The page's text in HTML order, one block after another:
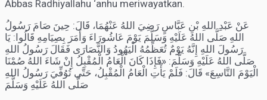
Abbas Radhiyallahu ‘anhu meriwayatkan.
عَنْ عَبْدِ اللهِ بْنِ عَبَّاسٍ رَضِيَ اللهُ عَنْهُمَا، قَالَ: حِينَ صَامَ رَسُولُ
اللهِ صَلَّى اللهُ عَلَيْهِ وَسَلَّمَ يَوْمَ عَاشُورَاءَ وَأَمَرَ بِصِيَامِهِ قَالُوا: يَا
رَسُولَ اللهِ إِنَّهُ يَوْمٌ تُعَظِّمُهُ الْيَهُودُ وَالنَّصَارَى فَقَالَ رَسُولُ اللهِ
صَلَّى اللهُ عَلَيْهِ وَسَلَّمَ: «فَإِذَا كَانَ الْعَامُ الْمُقْبِلُ إِنْ شَاءَ اللهُ صُمْنَا
الْيَوْمَ التَّاسِعَ» قَالَ: فَلَمْ يَأْتِ الْعَامُ الْمُقْبِلُ، حَتَّى تُوُفِّيَ رَسُولُ اللهِ
صَلَّى اللهُ عَلَيْهِ وَسَلَّمَ